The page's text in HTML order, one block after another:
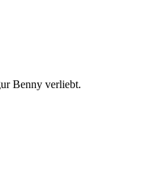
Benny verliebt.